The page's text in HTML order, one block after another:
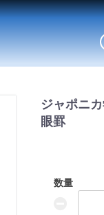
ジャポニ
眼罫
数量